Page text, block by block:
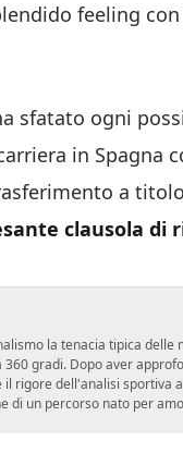
feeling
sfatato ogni
in Spagna
a
clausola di
la tenacia tipica delle
gradi. Dopo aver
rigore dell'analisi sportiva
di un percorso nato per